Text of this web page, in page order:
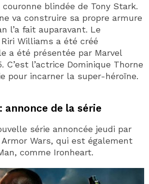
couronne blindée de Tony Stark.
va construire sa propre armure
l’a fait auparavant. Le
Williams a été créé
a été présentée par Marvel
C’est l’actrice Dominique Thorne
pour incarner la super-héroïne.
annonce de la série
série annoncée jeudi par
Armor Wars, qui est également
comme Ironheart.